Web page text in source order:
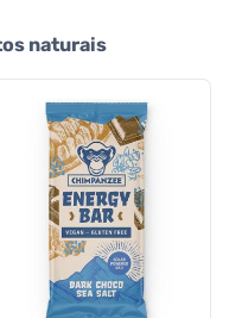
naturais